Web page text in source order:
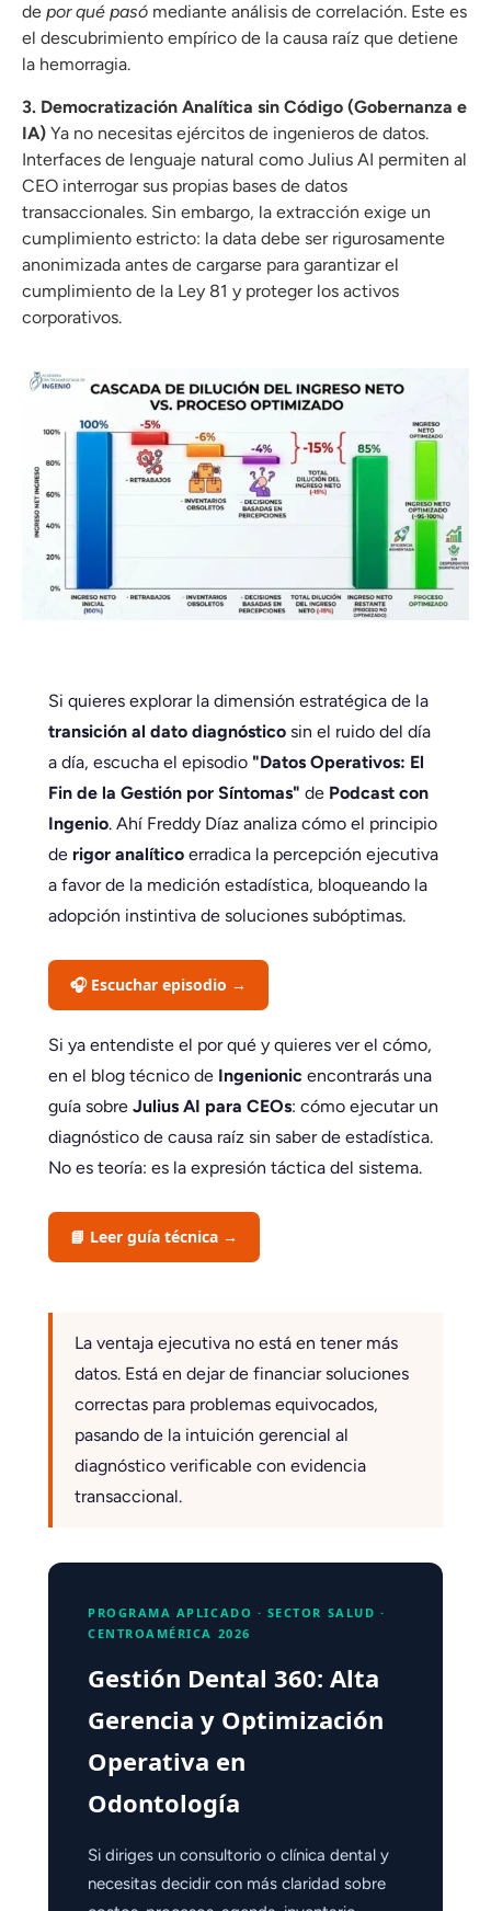
de por qué pasó mediante análisis de correlación. Este es
el descubrimiento empírico de la causa raíz que detiene
la hemorragia.
3. Democratización Analítica sin Código (Gobernanza e
IA) Ya no necesitas ejércitos de ingenieros de datos.
Interfaces de lenguaje natural como Julius AI permiten al
CEO interrogar sus propias bases de datos
transaccionales. Sin embargo, la extracción exige un
cumplimiento estricto: la data debe ser rigurosamente
anonimizada antes de cargarse para garantizar el
cumplimiento de la Ley 81 y proteger los activos
corporativos.
Si quieres explorar la dimensión estratégica de la
transición al dato diagnóstico sin el ruido del día
a día, escucha el episodio "Datos Operativos: El
Fin de la Gestión por Síntomas" de Podcast con
Ingenio. Ahí Freddy Díaz analiza cómo el principio
de rigor analítico erradica la percepción ejecutiva
a favor de la medición estadística, bloqueando la
adopción instintiva de soluciones subóptimas.
🎧 Escuchar episodio →
Si ya entendiste el por qué y quieres ver el cómo,
en el blog técnico de Ingenionic encontrarás una
guía sobre Julius AI para CEOs: cómo ejecutar un
diagnóstico de causa raíz sin saber de estadística.
No es teoría: es la expresión táctica del sistema.
📘 Leer guía técnica →
La ventaja ejecutiva no está en tener más
datos. Está en dejar de financiar soluciones
correctas para problemas equivocados,
pasando de la intuición gerencial al
diagnóstico verificable con evidencia
transaccional.
PROGRAMA APLICADO · SECTOR SALUD ·
CENTROAMÉRICA 2026
Gestión Dental 360: Alta
Gerencia y Optimización
Operativa en
Odontología
Si diriges un consultorio o clínica dental y
necesitas decidir con más claridad sobre